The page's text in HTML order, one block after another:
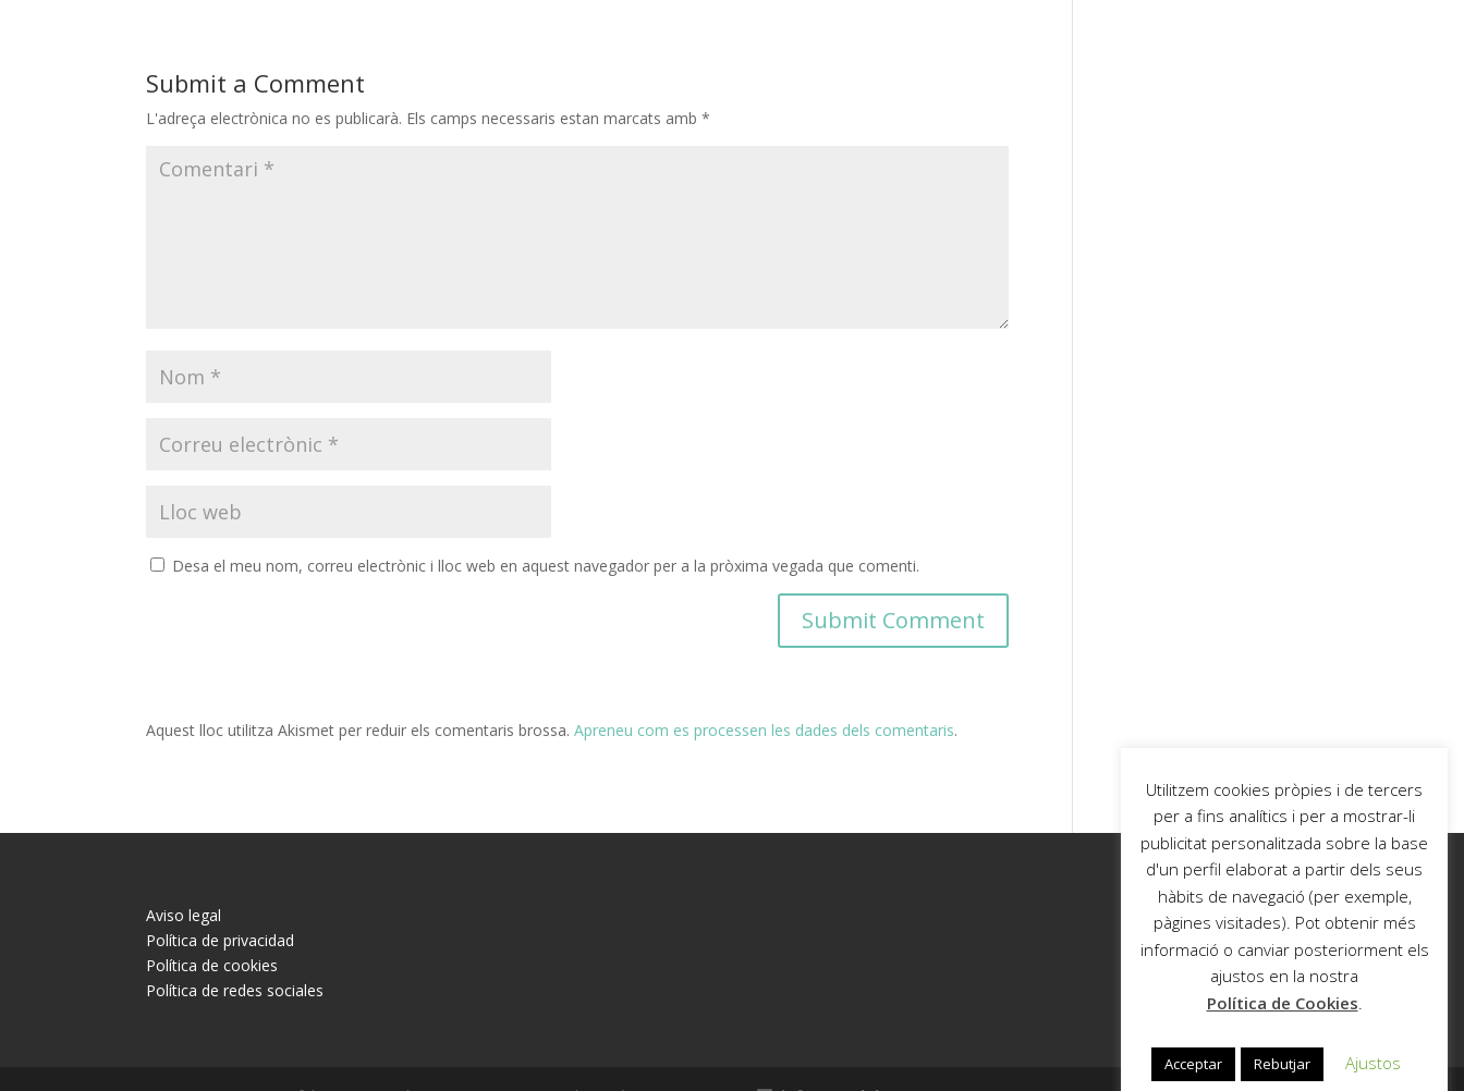
Submit a Comment
L'adreça electrònica no es publicarà. Els camps necessaris estan marcats amb*
Desa el meu nom, correu electrònic i lloc web en aquest navegador per a la pròxima vegada que comenti.
Aquest lloc utilitza Akismet per reduir els comentaris brossa.Apreneu com es processen les dades dels comentaris.
Aviso legal
Política de privacidad
Política de cookies
Política de redes sociales
Utilitzem cookies pròpies i de tercers
per a fins analítics i per a mostrar-li
publicitat personalitzada sobre la base
d'un perfil elaborat a partir dels seus
hàbits de navegació (per exemple,
pàgines visitades). Pot obtenir més
informació o canviar posteriorment els
ajustos en la nostra
Política de Cookies
Acceptar Rebutjar Ajustos